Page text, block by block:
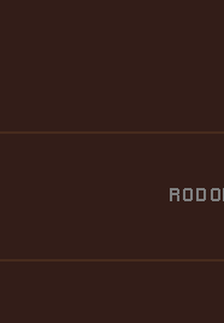
RODO